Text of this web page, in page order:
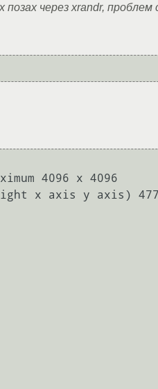
через xrandr, проблем
4096 x 4096
x axis y axis)